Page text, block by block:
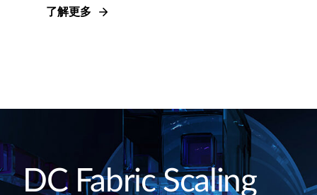
了解更多
DC Fabric Scaling